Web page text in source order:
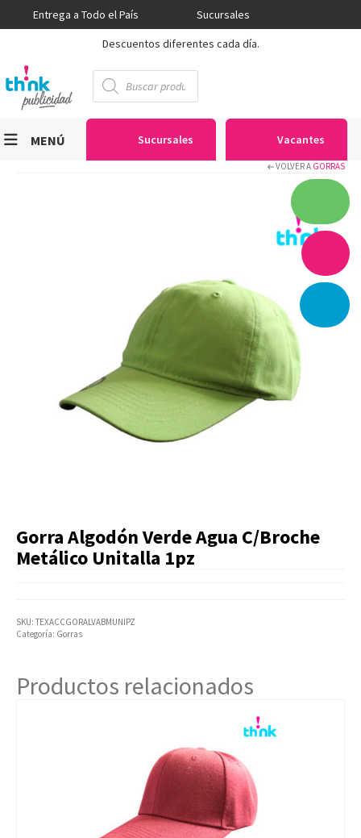
Entrega a Todo el País
Sucursales
Descuentos diferentes cada día.
Búsqueda
de
productos
Sucursales Vacantes
MENÚ
Textiles
Equipos
Seguridad
Artículos Varios
Catálogos
Facturación
VOLVER A GORRAS
Gorra Algodón Verde Agua C/Broche
Metálico Unitalla 1pz
SKU: TEXACCGORALVABMUNIPZ
Categoría: Gorras
Productos relacionados